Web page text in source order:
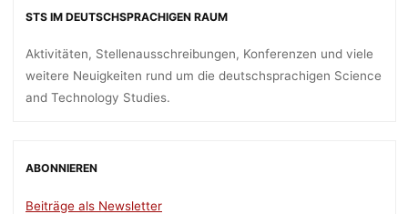
STS IM DEUTSCHSPRACHIGEN RAUM
Aktivitäten, Stellenausschreibungen, Konferenzen und viele
weitere Neuigkeiten rund um die deutschsprachigen Science
and Technology Studies.
ABONNIEREN
Beiträge als Newsletter